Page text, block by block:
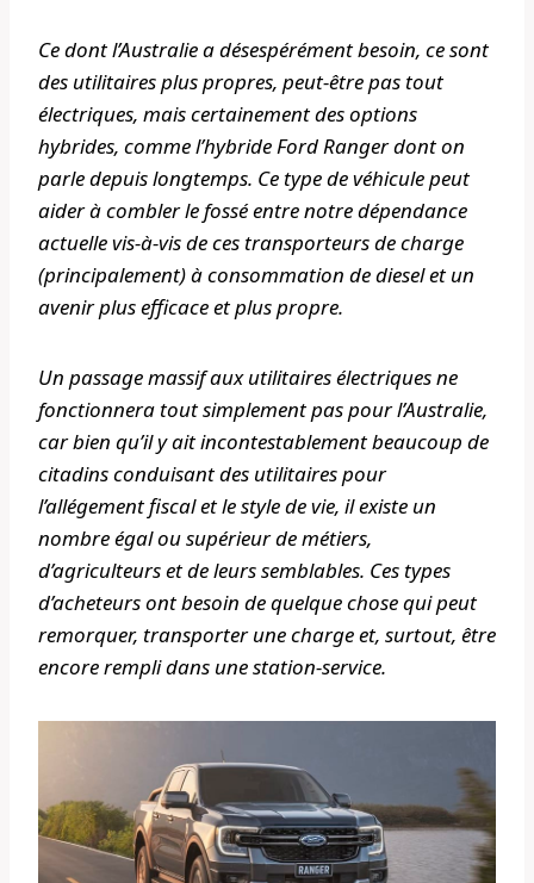
Ce dont l’Australie a désespérément besoin, ce sont
des utilitaires plus propres, peut-être pas tout
électriques, mais certainement des options
hybrides, comme l’hybride Ford Ranger dont on
parle depuis longtemps. Ce type de véhicule peut
aider à combler le fossé entre notre dépendance
actuelle vis-à-vis de ces transporteurs de charge
(principalement) à consommation de diesel et un
avenir plus efficace et plus propre.
Un passage massif aux utilitaires électriques ne
fonctionnera tout simplement pas pour l’Australie,
car bien qu’il y ait incontestablement beaucoup de
citadins conduisant des utilitaires pour
l’allégement fiscal et le style de vie, il existe un
nombre égal ou supérieur de métiers,
d’agriculteurs et de leurs semblables. Ces types
d’acheteurs ont besoin de quelque chose qui peut
remorquer, transporter une charge et, surtout, être
encore rempli dans une station-service.